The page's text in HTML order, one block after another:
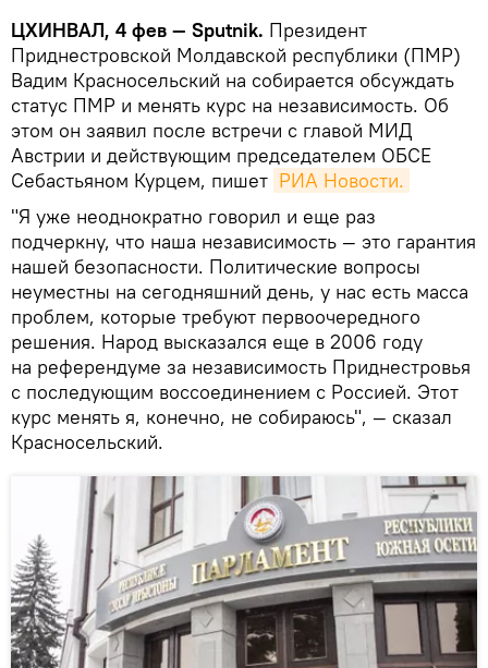
ЦХИНВАЛ, 4 фев — Sputnik. Президент
Приднестровской Молдавской республики (ПМР)
Вадим Красносельский на собирается обсуждать
статус ПМР и менять курс на независимость. Об
этом он заявил после встречи с главой МИД
Австрии и действующим председателем ОБСЕ
Себастьяном Курцем, пишет РИА Новости.
"Я уже неоднократно говорил и еще раз
подчеркну, что наша независимость — это гарантия
нашей безопасности. Политические вопросы
неуместны на сегодняшний день, у нас есть масса
проблем, которые требуют первоочередного
решения. Народ высказался еще в 2006 году
на референдуме за независимость Приднестровья
с последующим воссоединением с Россией. Этот
курс менять я, конечно, не собираюсь", — сказал
Красносельский.